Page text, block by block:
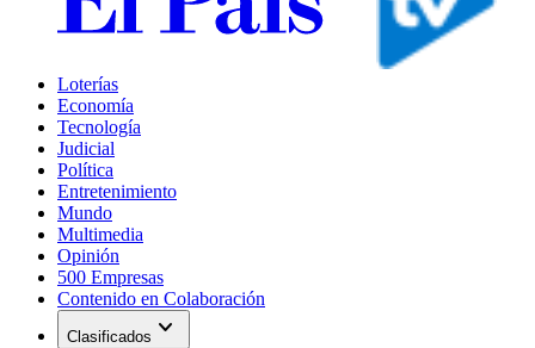
Loterías
Economía
Tecnología
Judicial
Política
Entretenimiento
Mundo
Multimedia
Opinión
500 Empresas
Contenido en Colaboración
Clasificados expand_more